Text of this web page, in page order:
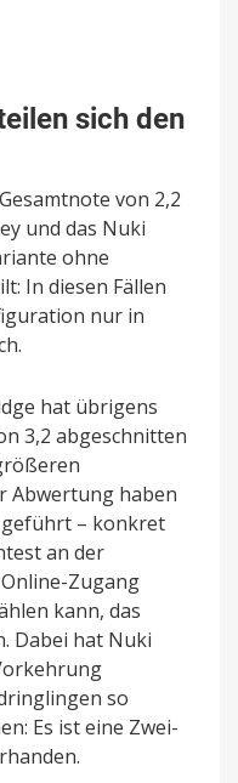
sich den
von 2,2
und das Nuki
ohne
In diesen Fällen
nur in
hat übrigens
3,2 abgeschnitten
Abwertung haben
– konkret
an der
Zugang
kann, das
Dabei hat Nuki
so
Es ist eine Zwei-